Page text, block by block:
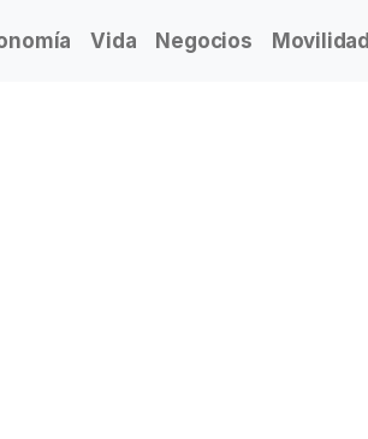
Vida Negocios Movilidad